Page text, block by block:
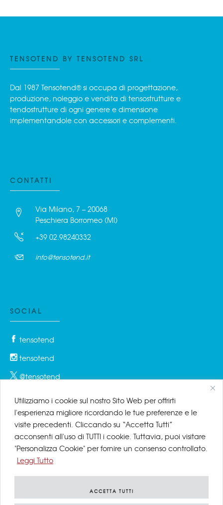
Utilizziamo i cookie sul nostro Sito Web per offrirti
l'esperienza migliore ricordando le tue preferenze e le
visite precedenti. Cliccando su “Accetta Tutti”
acconsenti all'uso di TUTTI i cookie. Tuttavia, puoi visitare
"Personalizza Cookie" per fornire un consenso controllato.
Leggi Tutto
ACCETTA TUTTI
TENSOTEND BY TENSOTEND SRL
Dal 1987 Tensotend® si occupa di progettazione,
produzione, noleggio e vendita di tensostrutture e
tendostrutture di ogni genere e dimensione
implementandole con accessori e complementi.
CONTATTI
Via Milano, 7 – 20068
Peschiera Borromeo (MI)
+39 02.98240332
info@tensotend.it
SOCIAL
tensotend
tensotend
@tensotend
PRIVACY & COOKIES
Privacy Policy
Cookie Policy